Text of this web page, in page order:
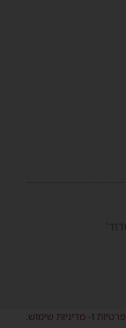
ו-מדיניות שימוש.